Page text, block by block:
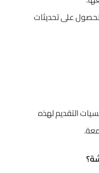
للحصول على تحديثات
التقديم لهذه